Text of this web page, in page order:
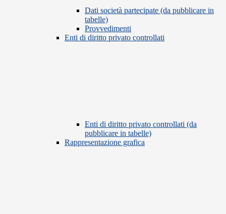
Dati società partecipate (da pubblicare in
tabelle)
Provvedimenti
Enti di diritto privato controllati
Enti di diritto privato controllati (da
pubblicare in tabelle)
Rappresentazione grafica